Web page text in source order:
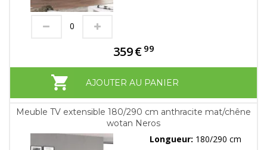
359€ 99
AJOUTER AU PANIER
Meuble TV extensible 180/290 cm anthracite mat/chêne
wotan Neros
Longueur: 180/290 cm